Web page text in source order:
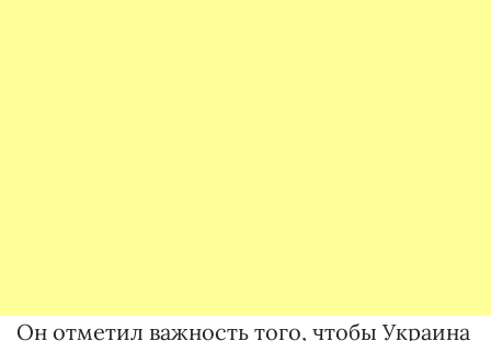
Он отметил важность того, чтобы Украина